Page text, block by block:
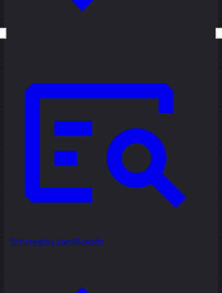
Estrategia y planificación